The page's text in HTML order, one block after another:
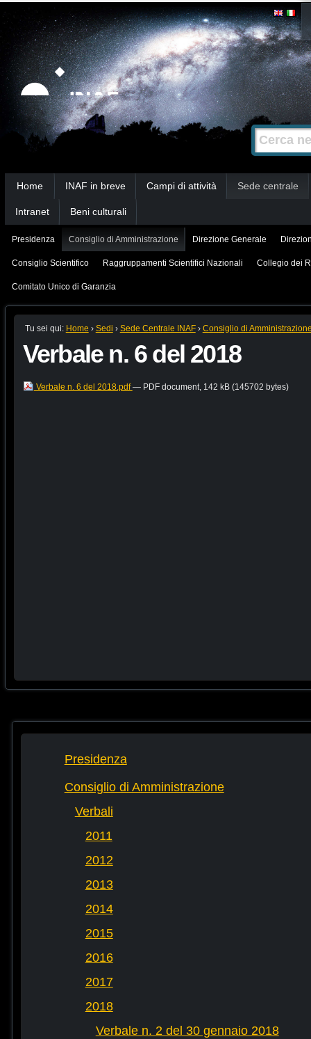
Strumenti
personali
Salta
contenuti.
|
Salta
alla
navigazione
Cerca nel
Ricerca
avanzata…
Home INAF in breve Campi di attività Sede centrale
Intranet Beni culturali
Presidenza Consiglio di Amministrazione Direzione Generale
Consiglio Scientifico Raggruppamenti Scientifici Nazionali Collegio dei
Comitato Unico di Garanzia
Tu sei qui: Home › Sedi › Sede Centrale INAF › Consiglio di
Verbale n. 6 del 2018
Verbale n. 6 del 2018.pdf— PDF document, 142 kB (145702 bytes)
Presidenza
Consiglio di Amministrazione
Verbali
2011
2012
2013
2014
2015
2016
2017
2018
Verbale n. 2 del 30 gennaio 2018